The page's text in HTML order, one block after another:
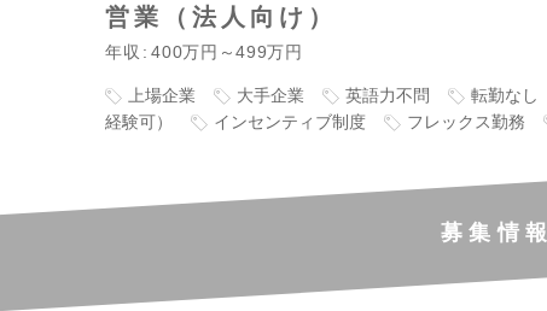
営業（法人向け）
年収 400万円～499万円
上場企業 大手企業 英語力不問 転勤なし
経験可）
インセンティブ制度 フレックス勤務
募集情報